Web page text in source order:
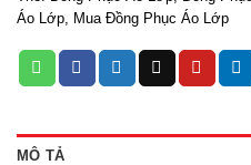
Áo Lớp
Mua Đồng Phục Áo Lớp
MÔ TẢ